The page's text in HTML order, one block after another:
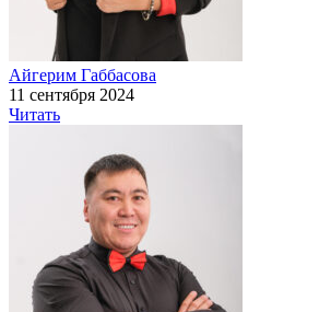
Айгерим Габбасова
11 сентября 2024
Читать